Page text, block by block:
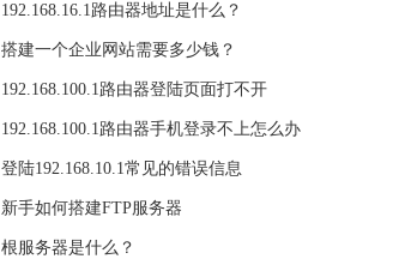
192.168.16.1路由器地址是什么？
搭建一个企业网站需要多少钱？
192.168.100.1路由器登陆页面打不开
192.168.100.1路由器手机登录不上怎么办
登陆192.168.10.1常见的错误信息
新手如何搭建FTP服务器
根服务器是什么？